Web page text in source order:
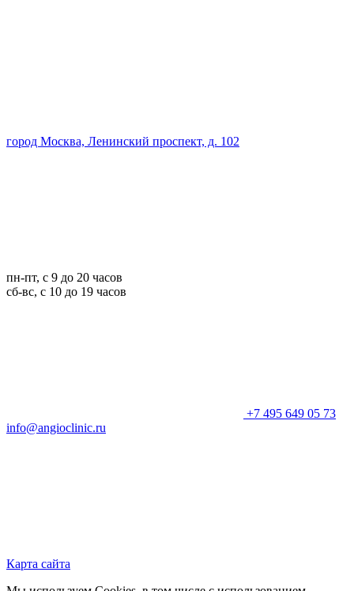
город Москва, Ленинский проспект, д. 102
пн-пт, с 9 до 20 часов
сб-вс, с 10 до 19 часов
+7 495 649 05 73
info@angioclinic.ru
Карта сайта